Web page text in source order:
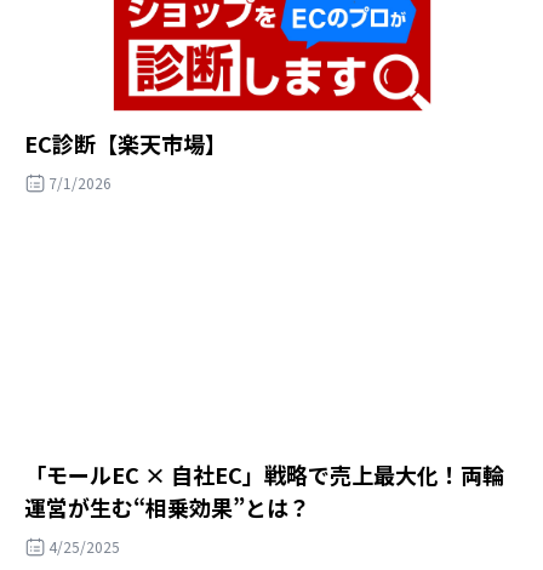
EC診断【楽天市場】
7/1/2026
「モールEC × 自社EC」戦略で売上最大化！両輪
運営が生む“相乗効果”とは？
4/25/2025